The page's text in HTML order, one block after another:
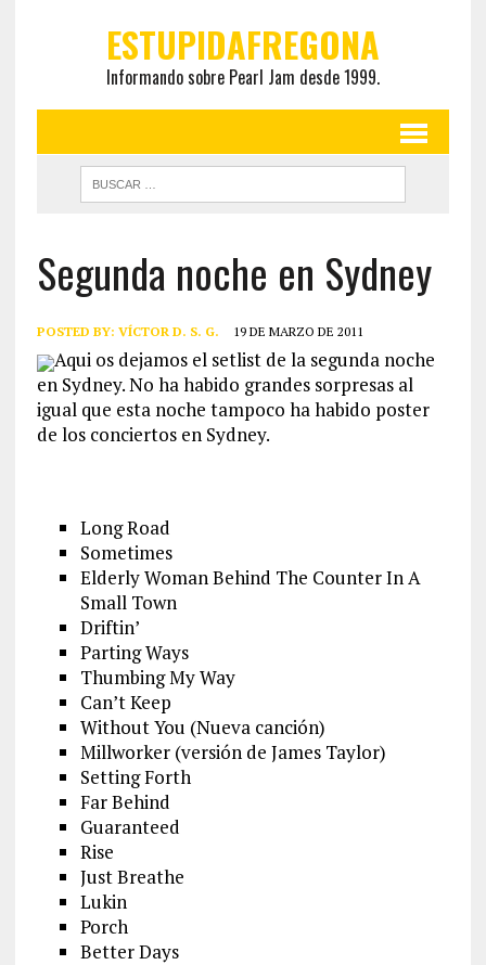
ESTUPIDAFREGONA
Informando sobre Pearl Jam desde 1999.
Segunda noche en Sydney
POSTED BY: VÍCTOR D. S. G. 19 DE MARZO DE 2011
Aqui os dejamos el setlist de la segunda noche
en Sydney. No ha habido grandes sorpresas al
igual que esta noche tampoco ha habido poster
de los conciertos en Sydney.
Long Road
Sometimes
Elderly Woman Behind The Counter In A
Small Town
Driftin’
Parting Ways
Thumbing My Way
Can’t Keep
Without You (Nueva canción)
Millworker (versión de James Taylor)
Setting Forth
Far Behind
Guaranteed
Rise
Just Breathe
Lukin
Porch
Better Days